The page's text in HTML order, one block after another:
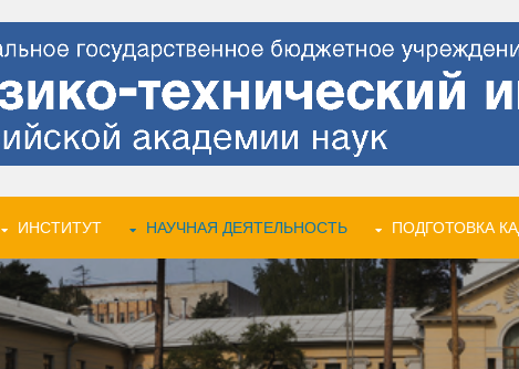
ИНСТИТУТ НАУЧНАЯ ДЕЯТЕЛЬНОСТЬ ПОДГОТОВКА